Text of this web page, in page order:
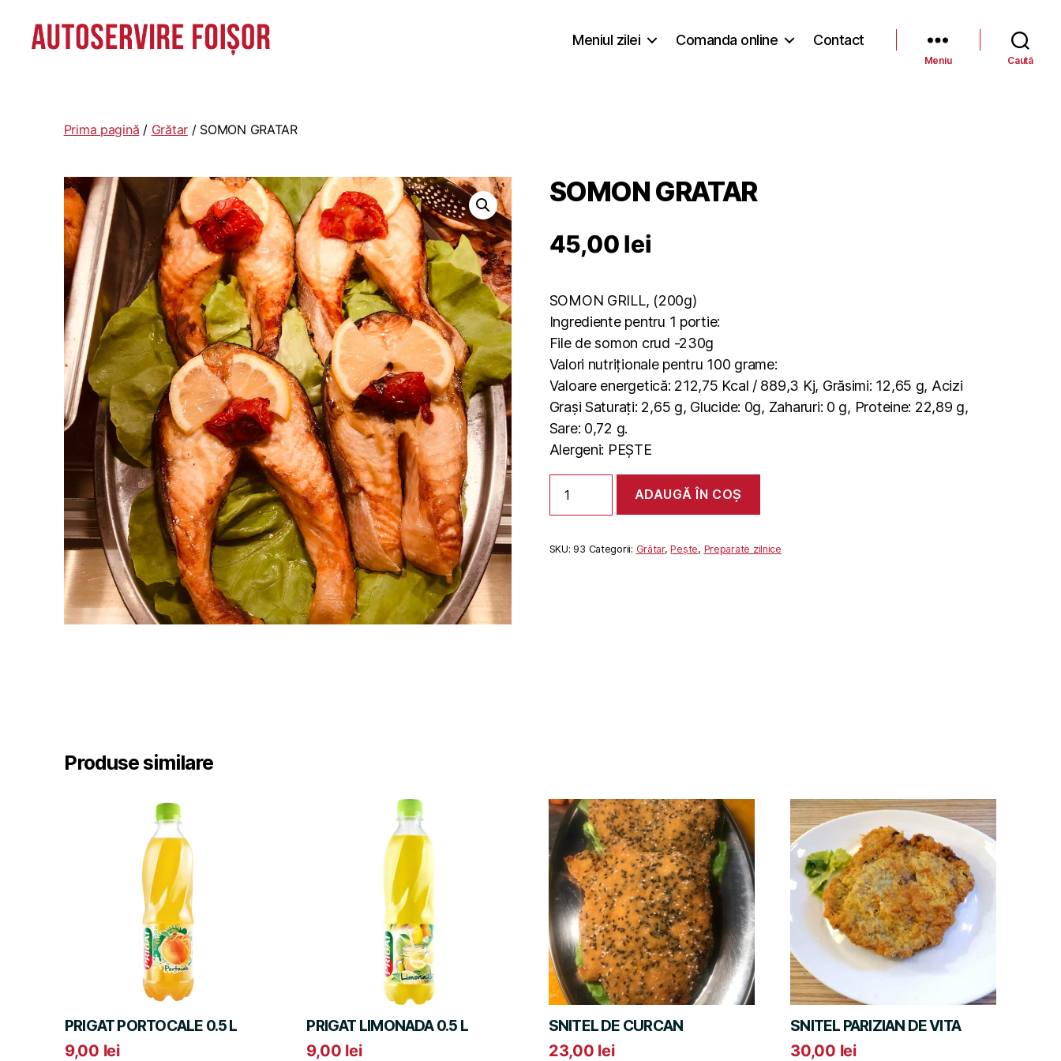
Lascăr
Meniul zilei Comanda online Contact
Meniu Caută
Prima pagină / Grătar/ SOMON GRATAR
SOMON GRATAR
45,00lei
SOMON GRILL, (200g)
Ingrediente pentru 1 portie:
File de somon crud -230g
Valori nutriționale pentru 100 grame:
Valoare energetică: 212,75 Kcal / 889,3 Kj, Grăsimi: 12,65 g, Acizi
Grași Saturați: 2,65 g, Glucide: 0g, Zaharuri: 0 g, Proteine: 22,89 g,
Sare: 0,72 g.
Alergeni: PEȘTE
SOMON
GRATAR
ADAUGĂ ÎN COȘ
SKU: 93 Categorii: Grătar,Pește, Preparate zilnice
Produse similare
PRIGAT PORTOCALE 0.5 L
9,00 lei
PRIGAT LIMONADA 0.5 L
9,00 lei
SNITEL DE CURCAN
23,00 lei
SNITEL PARIZIAN DE VITA
30,00 lei